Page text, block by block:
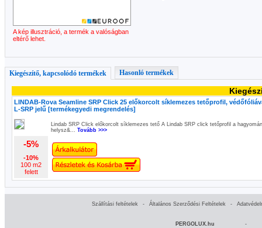
A kép illusztráció, a termék a valóságban
eltérő lehet.
Kiegészítő, kapcsolódó termékek Hasonló termékek
LINDAB-Rova Seamline SRP Click 25 előkorcolt síklemezes tetőprofil,
L-SRP jelű [termékegyedi megrendelés]
Lindab SRP Click előkorcolt síklemezes tető A Lindab SRP click tetőprofil a
helysz&... Tovább >>>
-5%
-10%
100 m2
felett
Szállítási feltételek - Általános Szerződési Feltételek -
PERGOLUX.hu -